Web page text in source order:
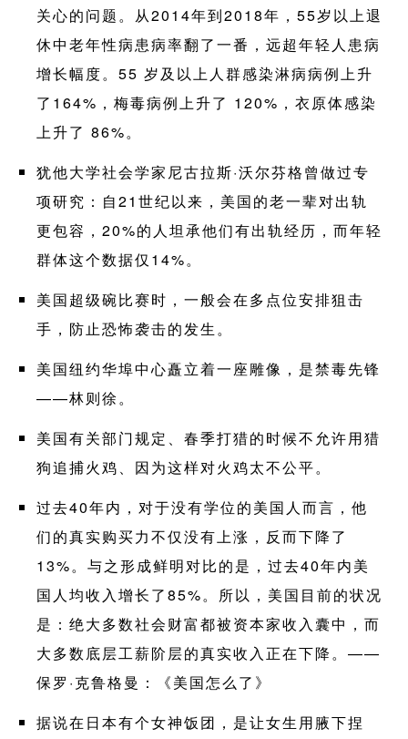
关心的问题。从2014年到2018年，55岁以上退
休中老年性病患病率翻了一番，远超年轻人患病
增长幅度。55 岁及以上人群感染淋病病例上升
了164%，梅毒病例上升了 120%，衣原体感染
上升了 86%。
犹他大学社会学家尼古拉斯·沃尔芬格曾做过专
项研究：自21世纪以来，美国的老一辈对出轨
更包容，20%的人坦承他们有出轨经历，而年轻
群体这个数据仅14%。
美国超级碗比赛时，一般会在多点位安排狙击
手，防止恐怖袭击的发生。
美国纽约华埠中心矗立着一座雕像，是禁毒先锋
——林则徐。
美国有关部门规定、春季打猎的时候不允许用猎
狗追捕火鸡、因为这样对火鸡太不公平。
过去40年内，对于没有学位的美国人而言，他
们的真实购买力不仅没有上涨，反而下降了
13%。与之形成鲜明对比的是，过去40年内美
国人均收入增长了85%。所以，美国目前的状况
是：绝大多数社会财富都被资本家收入囊中，而
大多数底层工薪阶层的真实收入正在下降。——
保罗·克鲁格曼：《美国怎么了》
据说在日本有个女神饭团，是让女生用腋下捏